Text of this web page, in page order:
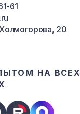
61
20
НА ВСЕХ